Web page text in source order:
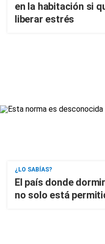
en la habitación si
liberar estrés
¿LO SABÍAS?
El país donde
no solo está